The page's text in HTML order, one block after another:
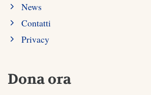
News
Contatti
Privacy
Dona ora